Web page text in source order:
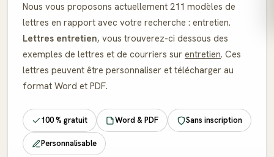
Nous vous proposons actuellement 211 modèles de
lettres en rapport avec votre recherche : entretien.
Lettres entretien, vous trouverez-ci dessous des
exemples de lettres et de courriers sur entretien. Ces
lettres peuvent être personnaliser et télécharger au
format Word et PDF.
100 % gratuit Word & PDF Sans inscription
Personnalisable